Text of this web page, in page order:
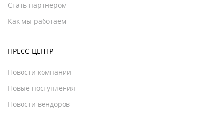
Стать партнером
Как мы работаем
ПРЕСС-ЦЕНТР
Новости компании
Новые поступления
Новости вендоров